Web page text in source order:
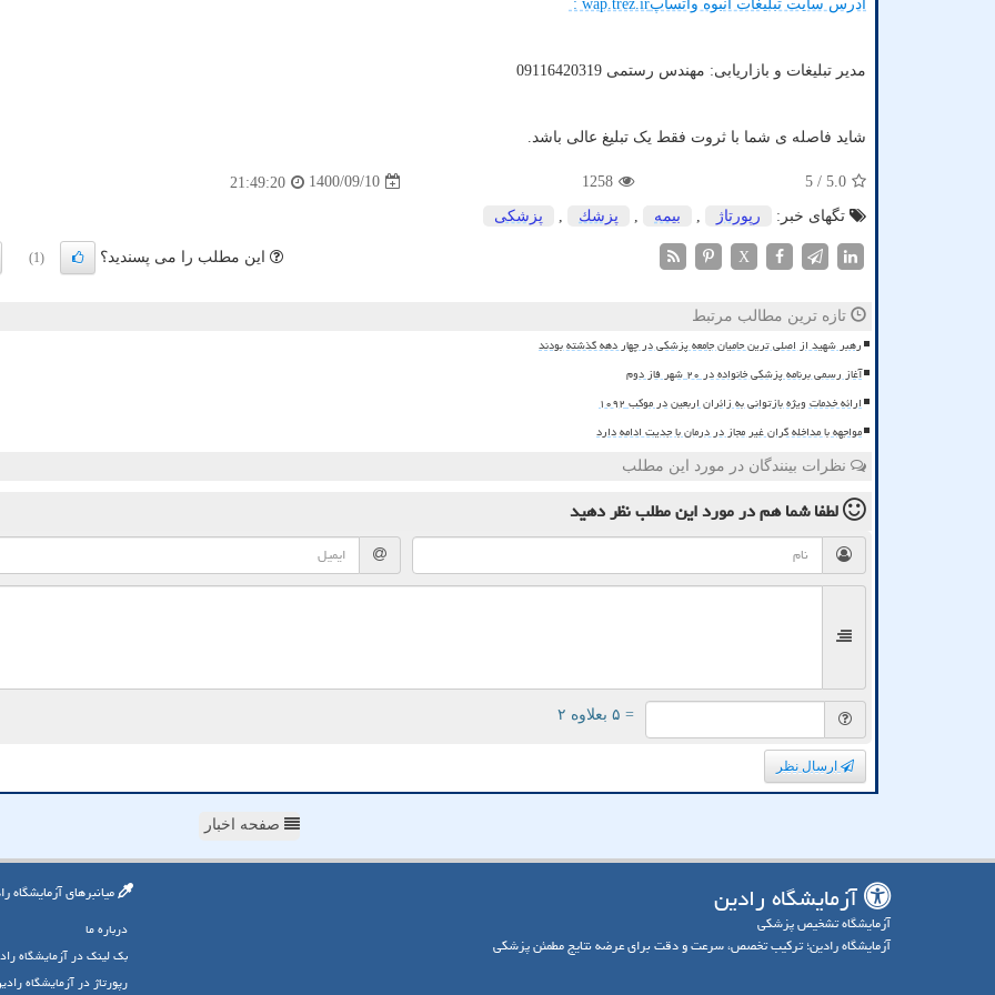
آدرس سایت تبلیغات انبوه واتساپ: wap.trez.ir
مدیر تبلیغات و بازاریابی: مهندس رستمی 09116420319
شاید فاصله ی شما با ثروت فقط یک تبلیغ عالی باشد.
5.0
/ 5
1258
1400/09/10
21:49:20
تگهای خبر:
رپورتاژ بیمه پزشك پزشكی
X این مطلب را می پسندید؟ (1)
تازه ترین مطالب مرتبط
رهبر شهید از اصلی ترین حامیان جامعه پزشکی در چهار دهه گذشته بودند
آغاز رسمی برنامه پزشکی خانواده در ۲۰ شهر فاز دوم
ارائه خدمات ویژه بازتوانی به زائران اربعین در موکب ۱۰۹۲
مواجهه با مداخله گران غیر مجاز در درمان با جدیت ادامه دارد
نظرات بینندگان در مورد این مطلب
لطفا شما همدر مورد این مطلبنظر دهید
= ۵ بعلاوه ۲
ارسال نظر
صفحه اخبار
آزمایشگاه رادین
آزمایشگاه تشخیص پزشکی
آزمایشگاه رادین؛ ترکیب تخصص، سرعت و دقت برای عرضه نتایج مطمئن پزشکی
میانبرهای آزمایشگاه
درباره ما
بک لینک در آزمایشگاه
رپورتاژ در آزمایشگاه